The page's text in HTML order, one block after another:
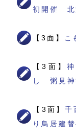
初開催 北
【3面】 こ
【3面】
し 粥見神
【3面】千
り鳥居建